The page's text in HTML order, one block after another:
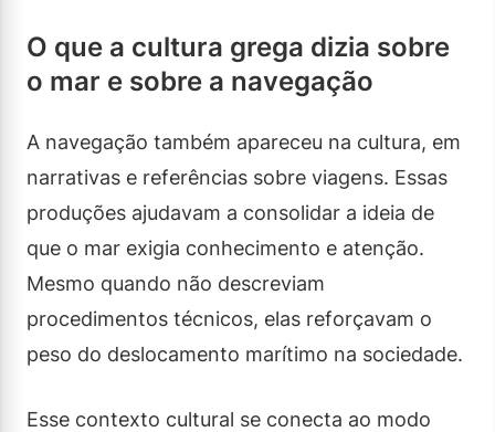
O que a cultura grega dizia sobre
o mar e sobre a navegação
A navegação também apareceu na cultura, em
narrativas e referências sobre viagens. Essas
produções ajudavam a consolidar a ideia de
que o mar exigia conhecimento e atenção.
Mesmo quando não descreviam
procedimentos técnicos, elas reforçavam o
peso do deslocamento marítimo na sociedade.
Esse contexto cultural se conecta ao modo